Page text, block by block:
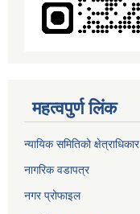
महत्वपुर्ण लिंक
न्यायिक समितिको क्षेत्राधिकार
नागरिक वडापत्र
नगर प्रोफाइल